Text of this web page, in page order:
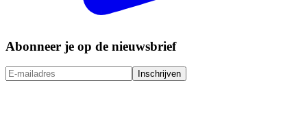
Abonneer je op de nieuwsbrief
Inschrijven